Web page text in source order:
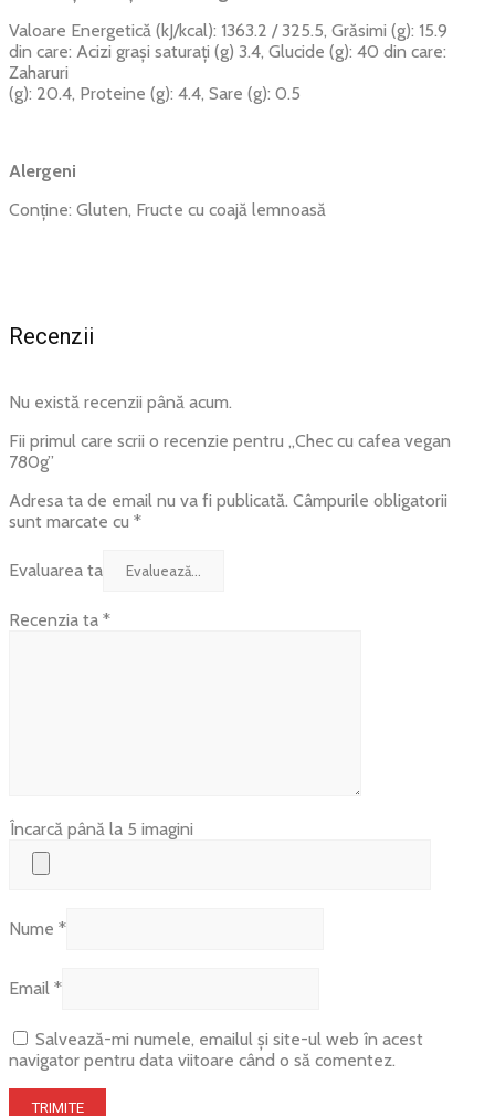
Valoare Energetică (kJ/kcal): 1363.2 / 325.5, Grăsimi (g): 15.9
din care: Acizi grași saturați (g) 3.4, Glucide (g): 40 din care:
Zaharuri
(g): 20.4, Proteine (g): 4.4, Sare (g): 0.5
Alergeni
Conține: Gluten, Fructe cu coajă lemnoasă
Recenzii
Nu există recenzii până acum.
Fii primul care scrii o recenzie pentru „Chec cu cafea vegan
780g”
Adresa ta de email nu va fi publicată. Câmpurile obligatorii
sunt marcate cu *
Evaluarea ta
Recenzia ta *
Încarcă până la 5 imagini
Nume *
Email *
Salvează-mi numele, emailul și site-ul web în acest
navigator pentru data viitoare când o să comentez.